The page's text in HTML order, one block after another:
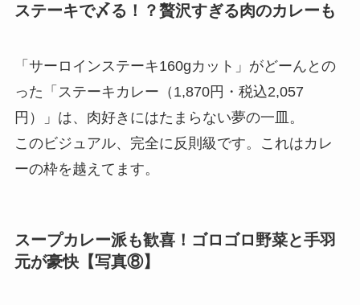
ステーキで〆る！？贅沢すぎる肉のカレーも
「サーロインステーキ160gカット」がどーんとの
った「ステーキカレー（1,870円・税込2,057
円）」は、肉好きにはたまらない夢の一皿。
このビジュアル、完全に反則級です。これはカレ
ーの枠を越えてます。
スープカレー派も歓喜！ゴロゴロ野菜と手羽
元が豪快【写真⑧】